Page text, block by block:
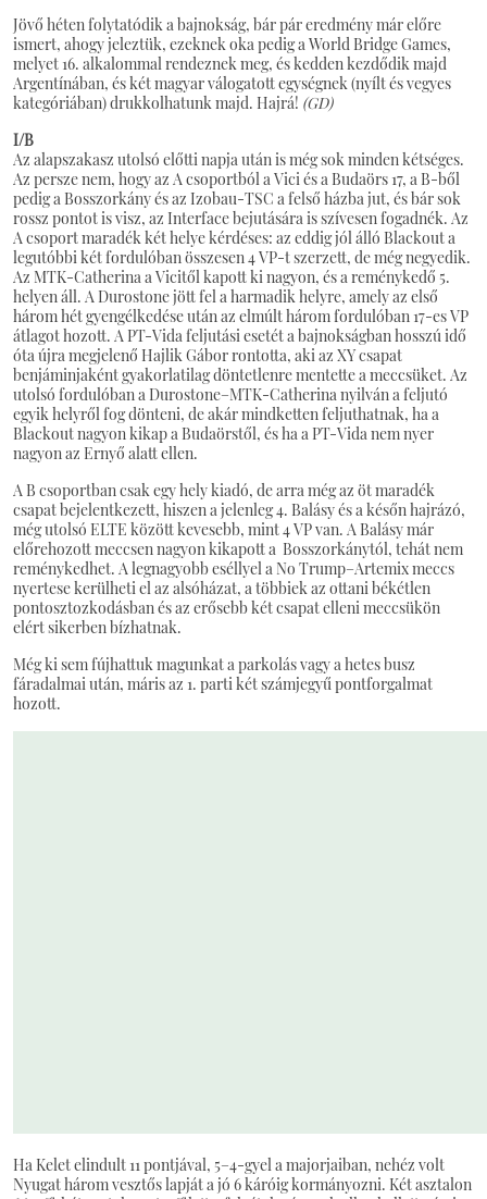
Jövő héten folytatódik a bajnokság, bár pár eredmény már előre
ismert, ahogy jeleztük, ezeknek oka pedig a World Bridge Games,
melyet 16. alkalommal rendeznek meg, és kedden kezdődik majd
Argentínában, és két magyar válogatott egységnek (nyílt és vegyes
kategóriában) drukkolhatunk majd. Hajrá! (GD)
I/B
Az alapszakasz utolsó előtti napja után is még sok minden kétséges.
Az persze nem, hogy az A csoportból a Vici és a Budaörs 17, a B-ből
pedig a Bosszorkány és az Izobau-TSC a felső házba jut, és bár sok
rossz pontot is visz, az Interface bejutására is szívesen fogadnék. Az
A csoport maradék két helye kérdéses: az eddig jól álló Blackout a
legutóbbi két fordulóban összesen 4 VP-t szerzett, de még negyedik.
Az MTK-Catherina a Vicitől kapott ki nagyon, és a reménykedő 5.
helyen áll. A Durostone jött fel a harmadik helyre, amely az első
három hét gyengélkedése után az elmúlt három fordulóban 17-es VP
átlagot hozott. A PT-Vida feljutási esetét a bajnokságban hosszú idő
óta újra megjelenő Hajlik Gábor rontotta, aki az XY csapat
benjáminjaként gyakorlatilag döntetlenre mentette a meccsüket. Az
utolsó fordulóban a Durostone–MTK-Catherina nyilván a feljutó
egyik helyről fog dönteni, de akár mindketten feljuthatnak, ha a
Blackout nagyon kikap a Budaörstől, és ha a PT-Vida nem nyer
nagyon az Ernyő alatt ellen.
A B csoportban csak egy hely kiadó, de arra még az öt maradék
csapat bejelentkezett, hiszen a jelenleg 4. Balásy és a későn hajrázó,
még utolsó ELTE között kevesebb, mint 4 VP van. A Balásy már
előrehozott meccsen nagyon kikapott a Bosszorkánytól, tehát nem
reménykedhet. A legnagyobb eséllyel a No Trump–Artemix meccs
nyertese kerülheti el az alsóházat, a többiek az ottani békétlen
pontosztozkodásban és az erősebb két csapat elleni meccsükön
elért sikerben bízhatnak.
Még ki sem fújhattuk magunkat a parkolás vagy a hetes busz
fáradalmai után, máris az 1. parti két számjegyű pontforgalmat
hozott.
Ha Kelet elindult 11 pontjával, 5–4-gyel a majorjaiban, nehéz volt
Nyugat három vesztős lapját a jó 6 káróig kormányozni. Két asztalon